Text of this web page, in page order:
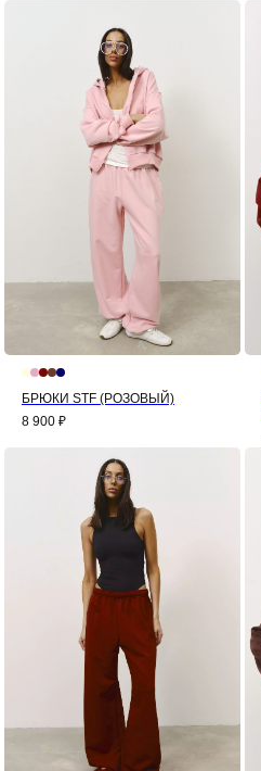
БРЮКИ STF (РОЗОВЫЙ)
8 900 ₽